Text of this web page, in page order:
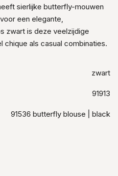
sierlijke butterfly-mouwen
een elegante,
zwart is deze veelzijdige
als casual combinaties.
zwart
91913
91536 butterfly blouse | black